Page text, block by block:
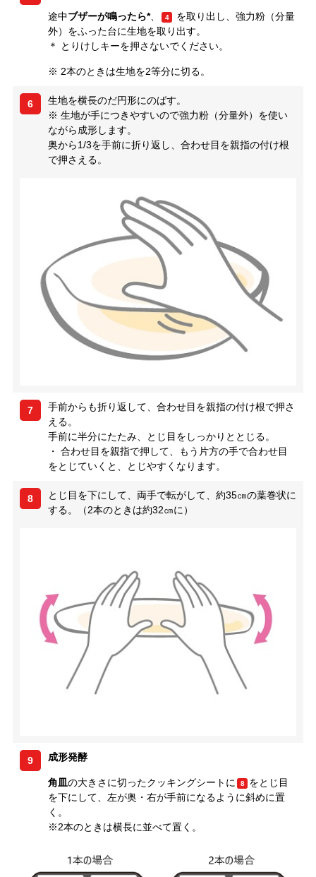
途中ブザーが鳴ったら*、 4
を取り出し、強力粉（分量
外）をふった台に生地を取り出す。
＊ とりけしキーを押さないでください。
※ 2本のときは生地を2等分に切る。
6
生地を横長のだ円形にのばす。
※ 生地が手につきやすいので強力粉（分量外）を使い
ながら成形します。
奥から1/3を手前に折り返し、合わせ目を親指の付け根
で押さえる。
7
手前からも折り返して、合わせ目を親指の付け根で押さ
える。
手前に半分にたたみ、とじ目をしっかりととじる。
・ 合わせ目を親指で押して、もう片方の手で合わせ目
をとじていくと、とじやすくなります。
8
とじ目を下にして、両手で転がして、約35㎝の葉巻状に
する。（2本のときは約32㎝に）
9 成形発酵
角皿の大きさに切ったクッキングシートに 8
をとじ目
を下にして、左が奥・右が手前になるように斜めに置
く。
※2本のときは横長に並べて置く。